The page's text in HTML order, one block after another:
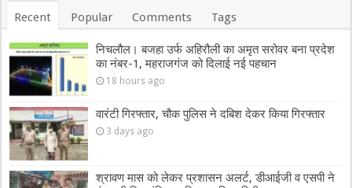
Recent Popular Comments Tags
निचलौल। बजहा उर्फ अहिरौली का अमृत सरोवर बना प्रदेश
का नंबर-1, महराजगंज को दिलाई नई पहचान
18 hours ago
वारंटी गिरफ्तार, चौक पुलिस ने दबिश देकर किया गिरफ्तार
3 days ago
श्रावण मास को लेकर प्रशासन अलर्ट, डीआईजी व एसपी ने